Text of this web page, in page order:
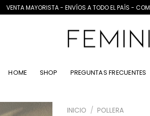
VENTA MAYORISTA - ENVÍOS A TODO EL PAÍS -
HOME SHOP PREGUNTAS FRECUENTES
INICIO / POLLERA